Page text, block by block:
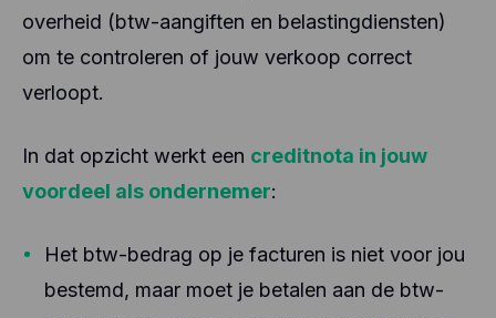
overheid (btw-aangiften en belastingdiensten)
om te controleren of jouw verkoop correct
verloopt.
In dat opzicht werkt een creditnota in jouw
voordeel als ondernemer:
Het btw-bedrag op je facturen is niet voor jou
bestemd, maar moet je betalen aan de btw-